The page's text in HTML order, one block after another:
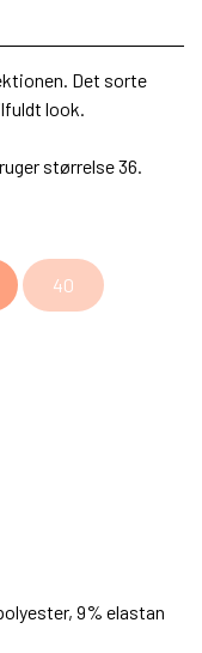
Det sorte
look.
størrelse 36.
40
9% elastan